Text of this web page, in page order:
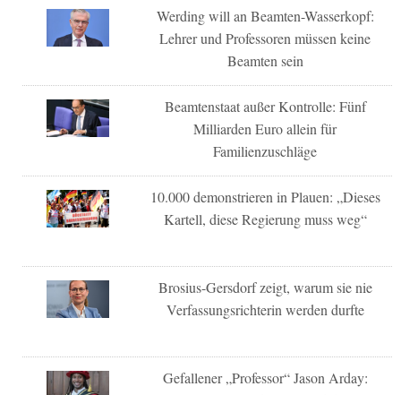
Werding will an Beamten-Wasserkopf:
Lehrer und Professoren müssen keine
Beamten sein
Beamtenstaat außer Kontrolle: Fünf
Milliarden Euro allein für
Familienzuschläge
10.000 demonstrieren in Plauen: „Dieses
Kartell, diese Regierung muss weg“
Brosius-Gersdorf zeigt, warum sie nie
Verfassungsrichterin werden durfte
Gefallener „Professor“ Jason Arday: